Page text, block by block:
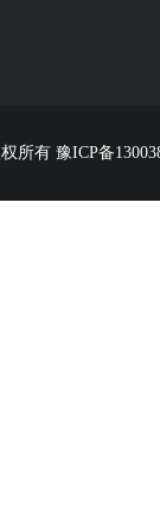
所有 豫ICP备